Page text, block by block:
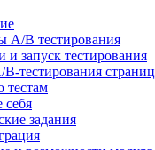
A/B тестирования
и запуск тестирования
тестирования страниц
тестам
себя
задания